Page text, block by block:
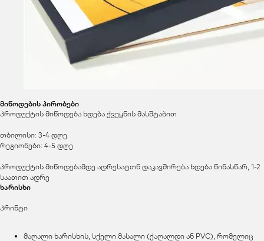
მიწოდების პირობები
პროდუქტის მიწოდება ხდება ქვეყნის მასშტაბით
თბილისი: 3-4 დღე
რეგიონები: 4-5 დღე
პროდუქტის მიწოდებამდე ადრესატთნ დაკავშირება ხდება წინასწარ, 1-2
საათით ადრე
ხარისხი
პრინტი
მაღალი ხარისხის, სქელი მასალი (ქაღალდი ან PVC), რომელიც